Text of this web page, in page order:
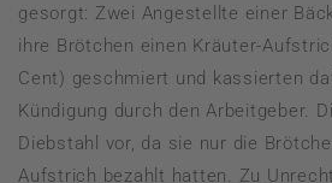
gesorgt: Zwei Angestellte einer
ihre Brötchen einen Kräuter-
Cent) geschmiert und kassierten
Kündigung durch den Arbeitgeber.
Diebstahl vor, da sie nur die
Aufstrich bezahlt hatten. Zu